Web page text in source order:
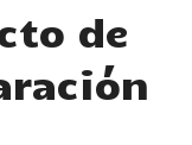
de